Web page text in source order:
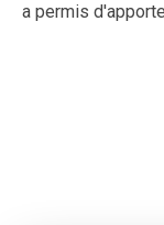
a permis